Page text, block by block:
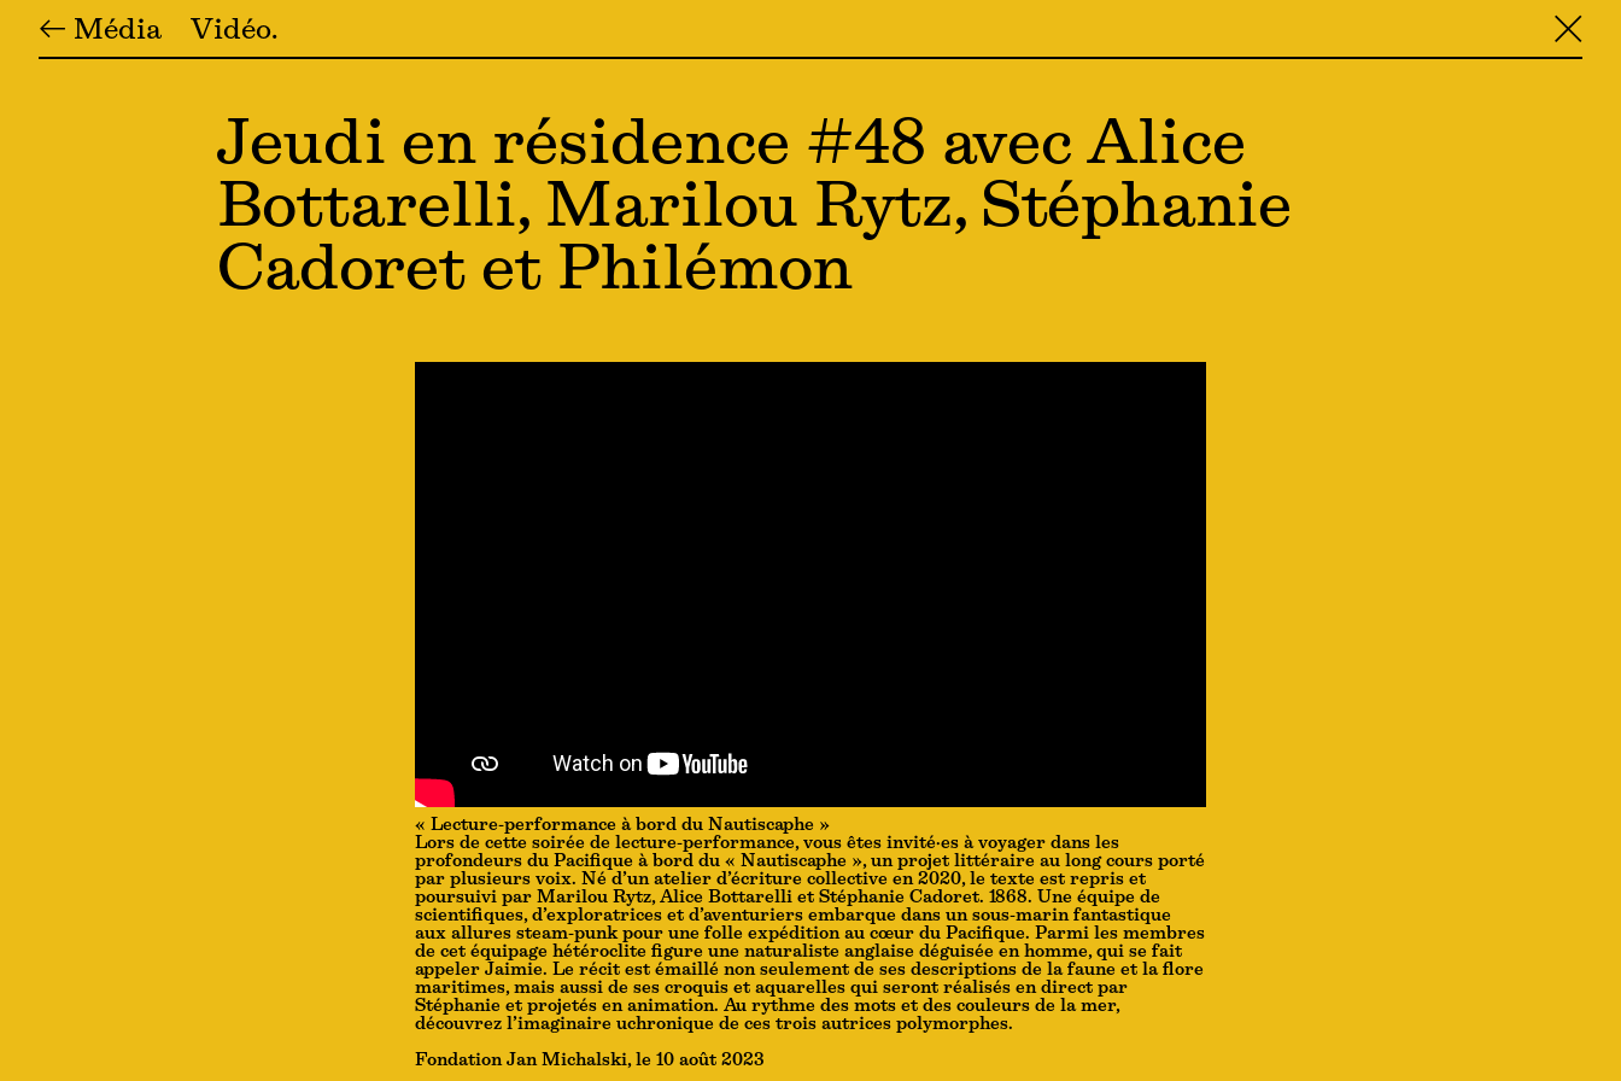
← Média Vidéo ╳
Jeudi en résidence #48 avec Alice
Bottarelli, Marilou Rytz, Stéphanie
Cadoret et Philémon
« Lecture-performance à bord du Nautiscaphe »
Lors de cette soirée de lecture-performance, vous êtes invité·es à voyager dans les
profondeurs du Pacifique à bord du « Nautiscaphe », un projet littéraire au long cours porté
par plusieurs voix. Né d’un atelier d’écriture collective en 2020, le texte est repris et
poursuivi par Marilou Rytz, Alice Bottarelli et Stéphanie Cadoret. 1868. Une équipe de
scientifiques, d’exploratrices et d’aventuriers embarque dans un sous-marin fantastique
aux allures steam-punk pour une folle expédition au cœur du Pacifique. Parmi les membres
de cet équipage hétéroclite figure une naturaliste anglaise déguisée en homme, qui se fait
appeler Jaimie. Le récit est émaillé non seulement de ses descriptions de la faune et la flore
maritimes, mais aussi de ses croquis et aquarelles qui seront réalisés en direct par
Stéphanie et projetés en animation. Au rythme des mots et des couleurs de la mer,
découvrez l’imaginaire uchronique de ces trois autrices polymorphes.
Fondation Jan Michalski, le 10 août 2023